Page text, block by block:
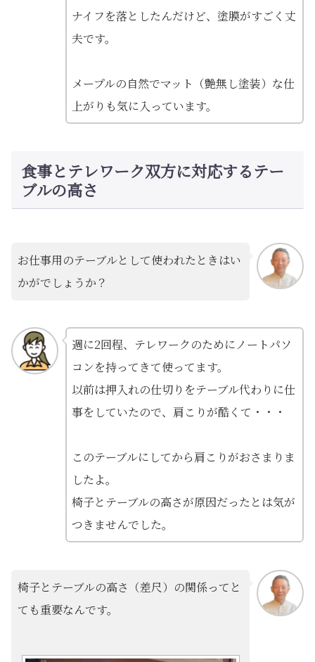
ナイフを落としたんだけど、塗膜がすごく丈
夫です。
メープルの自然でマット（艶無し塗装）な仕
上がりも気に入っています。
食事とテレワーク双方に対応するテー
ブルの高さ
お仕事用のテーブルとして使われたときはい
かがでしょうか？
週に2回程、テレワークのためにノートパソ
コンを持ってきて使ってます。
以前は押入れの仕切りをテーブル代わりに仕
事をしていたので、肩こりが酷くて・・・
このテーブルにしてから肩こりがおさまりま
したよ。
椅子とテーブルの高さが原因だったとは気が
つきませんでした。
椅子とテーブルの高さ（差尺）の関係ってと
ても重要なんです。